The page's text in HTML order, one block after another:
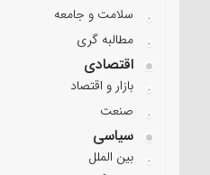
سلامت و جامعه
مطالبه گری
اقتصادی
بازار و اقتصاد
صنعت
سیاسی
بین الملل